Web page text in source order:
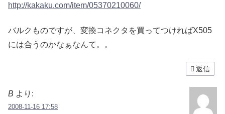
http://kakaku.com/item/05370210060/
バルクものですが、変換コネクタを買ってつければX505
には合うのかなぁなんて。。
返信
B より:
2008-11-16 17:58